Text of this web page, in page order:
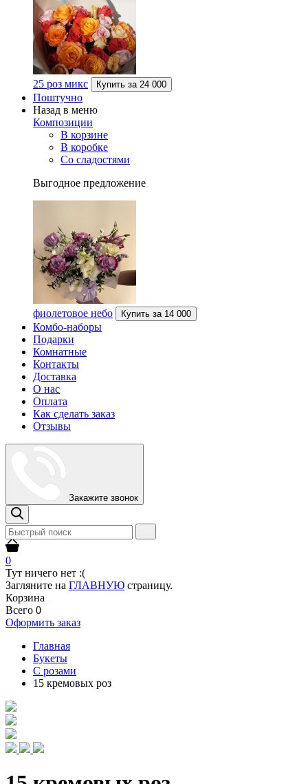
25 роз микс Купить за 24 000
Поштучно
Назад в меню
Композиции
В корзине
В коробке
Со сладостями
Выгодное предложение
фиолетовое небо Купить за 14 000
Комбо-наборы
Подарки
Комнатные
Контакты
Доставка
О нас
Оплата
Как сделать заказ
Отзывы
Закажите звонок
0
Тут ничего нет :(
Загляните на ГЛАВНУЮ страницу.
Корзина
Всего 0
Оформить заказ
Главная
Букеты
С розами
15 кремовых роз